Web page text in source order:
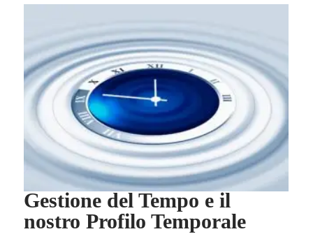
Gestione del Tempo e il
nostro Profilo Temporale